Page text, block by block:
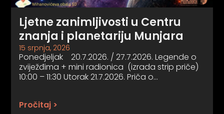
Ljetne zanimljivosti u Centru
znanja i planetariju Munjara
15 srpnja, 2026
Ponedjeljak 20.7.2026. / 27.7.2026. Legende o
zviježđima + mini radionica (izrada strip priče)
10:00 – 11:30 Utorak 21.7.2026. Priča o…
Pročitaj >